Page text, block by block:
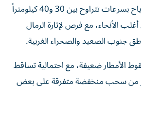
وأشارت إلى نشاط الرياح بسرعات تتراوح بين 30 و40 كيلومتراً
الأنحاء، مع فرص لإثارة الرمال
جنوب الصعيد والصحراء الغربية.
ضعيفة، مع احتمالية تساقط
من سحب منخفضة متفرقة على بعض